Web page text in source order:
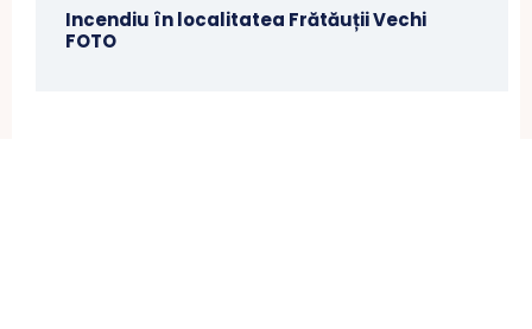
Incendiu în localitatea Frătăuții Vechi
FOTO